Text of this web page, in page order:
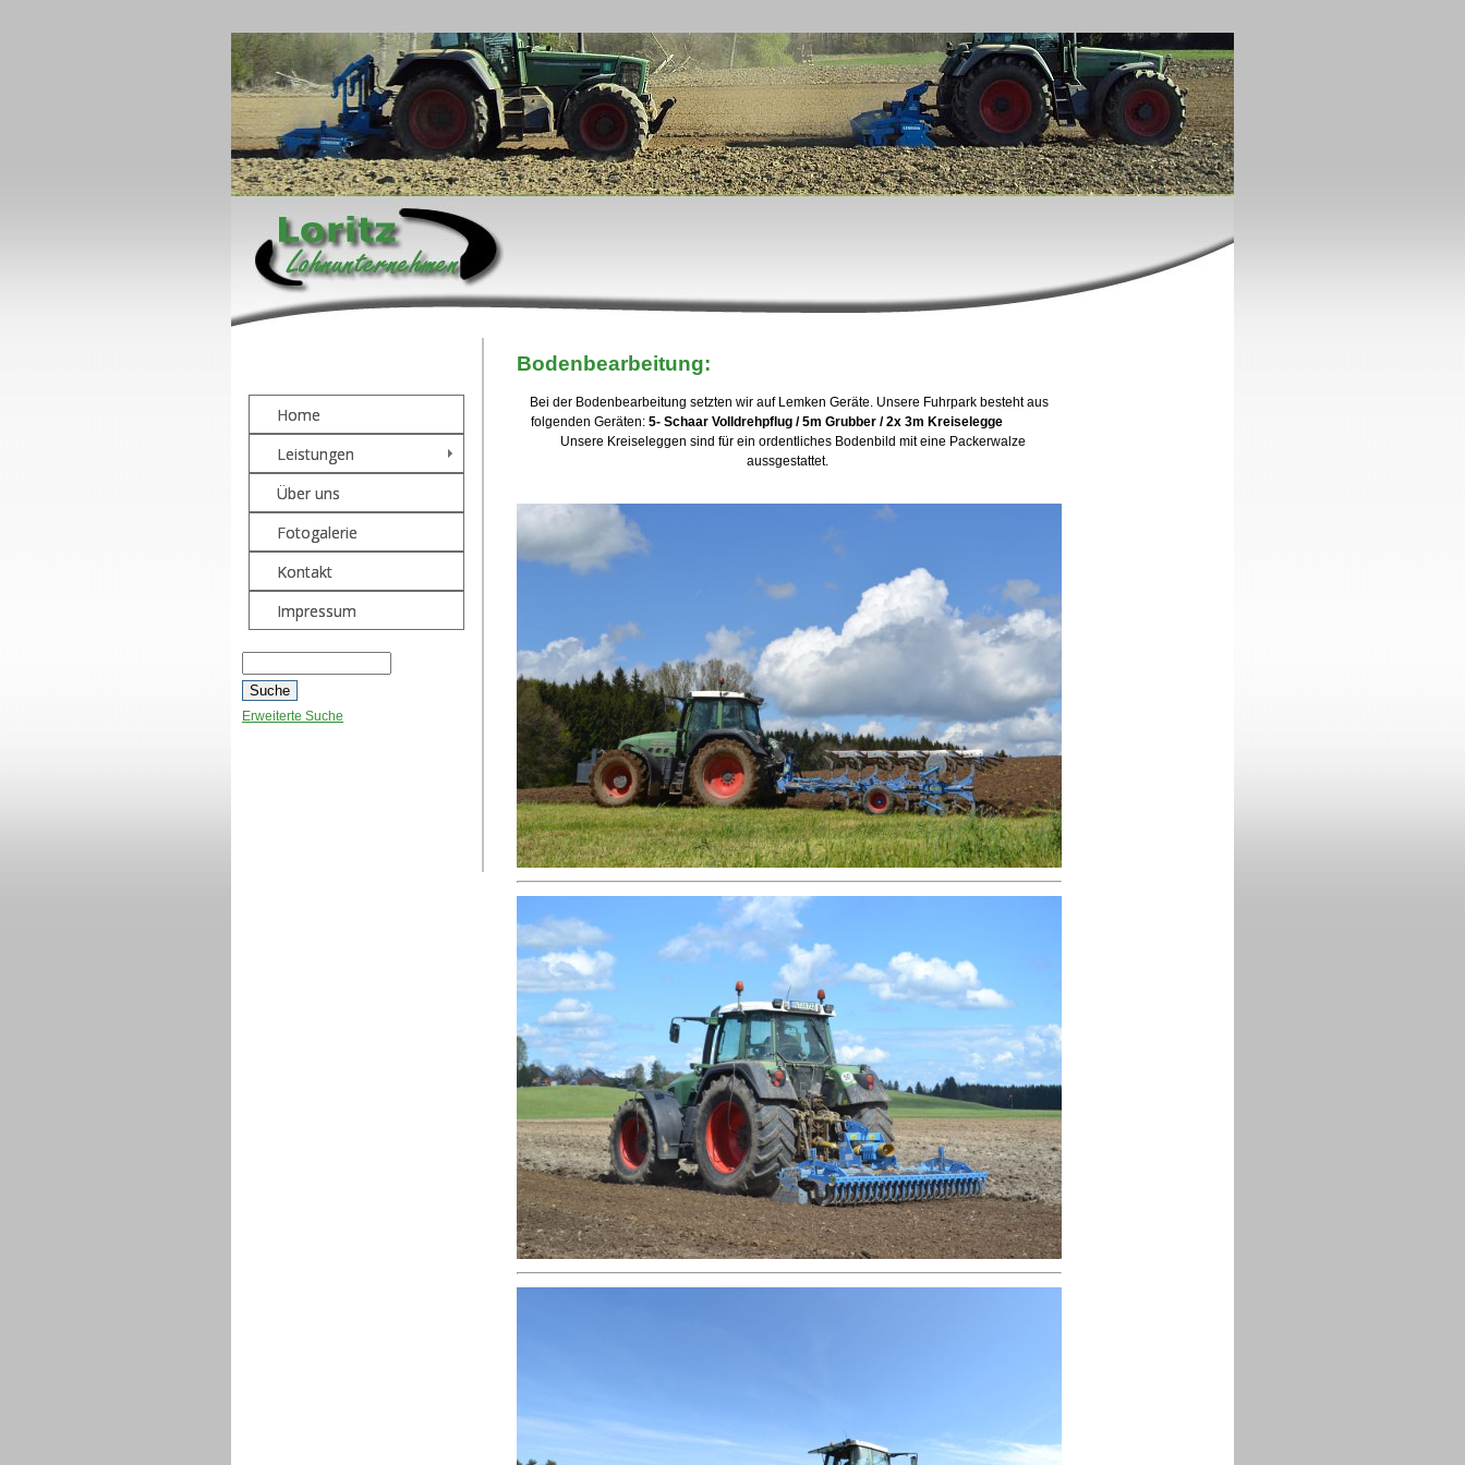
Home
Leistungen
Über uns
Fotogalerie
Kontakt
Impressum
Erweiterte Suche
Bodenbearbeitung:
Bei der Bodenbearbeitung setzten wir auf Lemken Geräte. Unsere Fuhrpark besteht aus
folgenden Geräten:5- Schaar Volldrehpflug / 5m Grubber / 2x 3m Kreiselegge
Unsere Kreiseleggen sind für ein ordentliches Bodenbild mit eine Packerwalze
aussgestattet.